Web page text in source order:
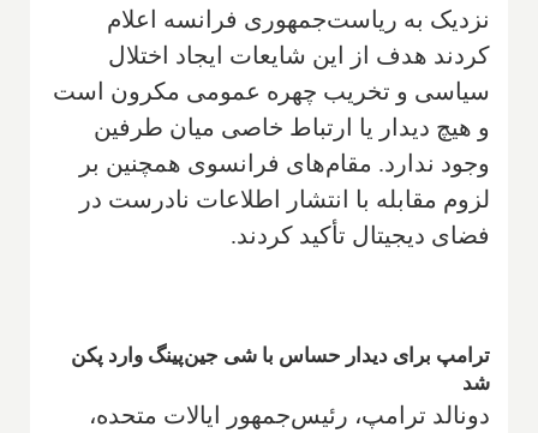
نزدیک به ریاست‌جمهوری فرانسه اعلام
کردند هدف از این شایعات ایجاد اختلال
سیاسی و تخریب چهره عمومی مکرون است
و هیچ دیدار یا ارتباط خاصی میان طرفین
وجود ندارد. مقام‌های فرانسوی همچنین بر
لزوم مقابله با انتشار اطلاعات نادرست در
فضای دیجیتال تأکید کردند.
ترامپ برای دیدار حساس با شی جین‌پینگ وارد پکن
شد
دونالد ترامپ، رئیس‌جمهور ایالات متحده،